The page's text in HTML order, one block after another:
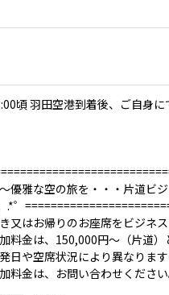
頃 羽田空港到着後、ご自身
優雅な空の旅を・・・片道ビ
.*゜
又はお帰りのお座席をビジネス
料金は、150,000円～（片道）
日や空席状況により異なります
料金は、お問い合わせください